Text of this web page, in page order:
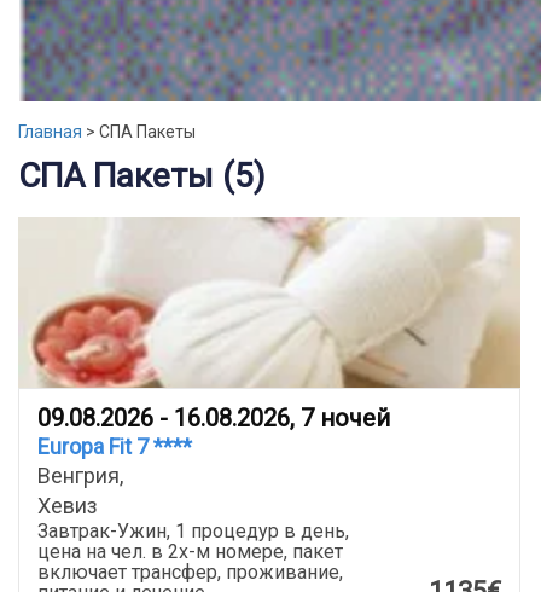
Главная > СПА Пакеты
СПА Пакеты (5)
09.08.2026 - 16.08.2026, 7 ночей
Europa Fit 7 ****
Венгрия,
Хевиз
Завтрак-Ужин, 1 процедур в день,
цена на чел. в 2х-м номере, пакет
включает трансфер, проживание,